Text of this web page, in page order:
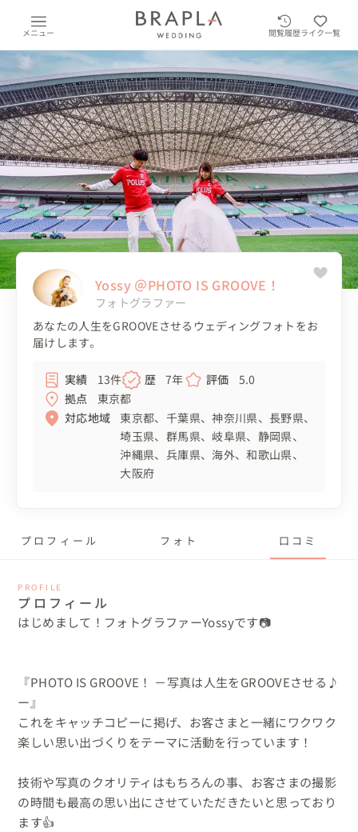
メニュー 閲覧履歴ライク一覧
Yossy ＠PHOTO IS GROOVE！
フォトグラファー
あなたの人生をGROOVEさせるウェディングフォトをお
届けします。
実績 13件 歴 7年 評価
5.0
拠点
東京都
対応地域
東京都 千葉県 神奈川県
長野県
埼玉県
群馬県 岐阜県
静岡県
沖縄県
兵庫県 海外
和歌山県
大阪府
プロフィール フォト 口コミ
PROFILE
プロフィール
はじめまして！フォトグラファーYossyです📷
『PHOTO IS GROOVE！ －写真は人生をGROOVEさせる♪
ー』
これをキャッチコピーに掲げ、お客さまと一緒にワクワク
楽しい思い出づくりをテーマに活動を行っています！
技術や写真のクオリティはもちろんの事、お客さまの撮影
の時間も最高の思い出にさせていただきたいと思っており
ます👍